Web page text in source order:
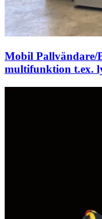
Mobil Pallvändare/
multifunktion t.ex.